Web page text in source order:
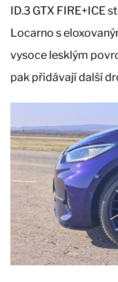
ID.3 GTX FIRE+ICE
Locarno s
vysoce lesklým
pak přidávají další